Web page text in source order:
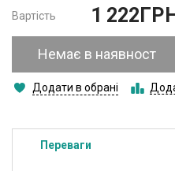
Вартість 1 222 ГРН
Немає в наявност
Додати в обрані
Переваги